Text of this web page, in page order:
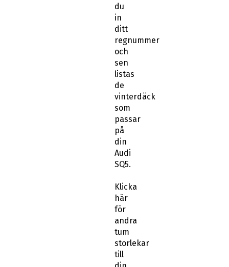
du
in
ditt
regnummer
och
sen
listas
de
vinterdäck
som
passar
på
din
Audi
SQ5.
Klicka
här
för
andra
tum
storlekar
till
din